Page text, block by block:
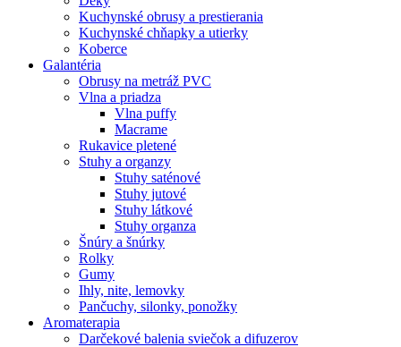
Kuchynské obrusy a prestierania
Kuchynské chňapky a utierky
Koberce
Galantéria
Obrusy na metráž PVC
Vlna a priadza
Vlna puffy
Macrame
Rukavice pletené
Stuhy a organzy
Stuhy saténové
Stuhy jutové
Stuhy látkové
Stuhy organza
Šnúry a šnúrky
Rolky
Gumy
Ihly, nite, lemovky
Pančuchy, silonky, ponožky
Aromaterapia
Darčekové balenia sviečok a difuzerov